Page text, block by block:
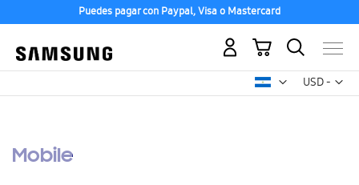
Puedes pagar con Paypal, Visa o Mastercard
USD -
dólar
Mi carrito
Mobile